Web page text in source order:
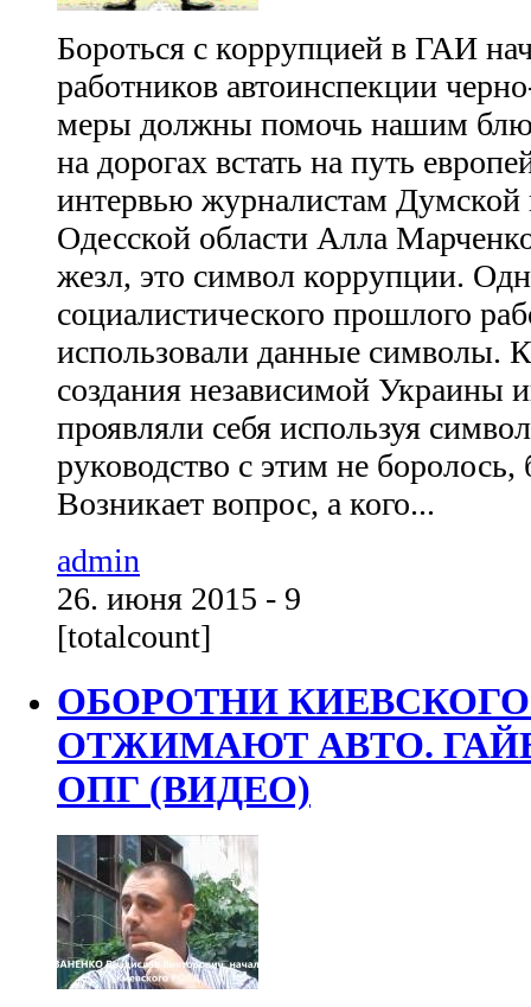
Бороться с коррупцией в ГАИ
работников автоинспекции
меры должны помочь нашим
на дорогах встать на путь
интервью журналистам Думской
Одесской области Алла
жезл, это символ коррупции.
социалистического прошлого
использовали данные символы.
создания независимой Украины
проявляли себя используя
руководство с этим не
Возникает вопрос, а кого...
admin
26. июня 2015 - 9
[totalcount]
ОБОРОТНИ
ОТЖИМАЮТ АВТО.
ОПГ (ВИДЕО)